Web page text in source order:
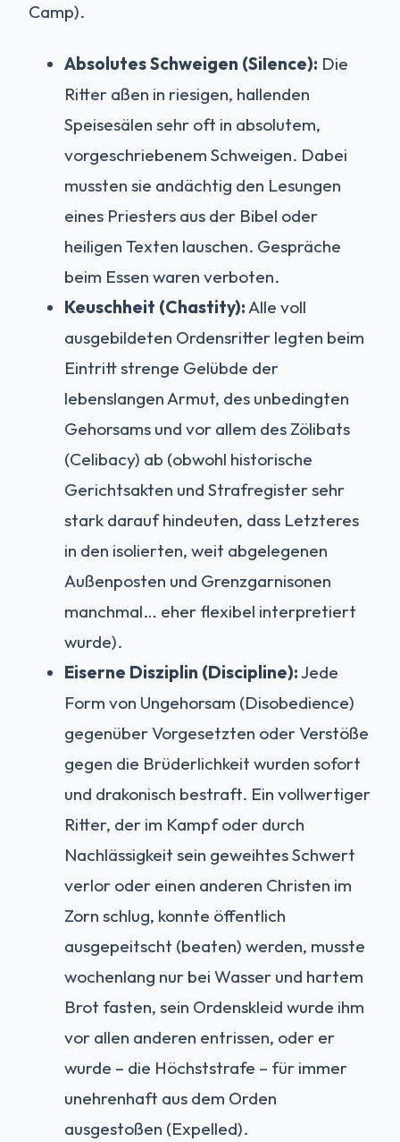
Camp).
Absolutes Schweigen (Silence): Die
Ritter aßen in riesigen, hallenden
Speisesälen sehr oft in absolutem,
vorgeschriebenem Schweigen. Dabei
mussten sie andächtig den Lesungen
eines Priesters aus der Bibel oder
heiligen Texten lauschen. Gespräche
beim Essen waren verboten.
Keuschheit (Chastity):Alle voll
ausgebildeten Ordensritter legten beim
Eintritt strenge Gelübde der
lebenslangen Armut, des unbedingten
Gehorsams und vor allem des Zölibats
(Celibacy) ab (obwohl historische
Gerichtsakten und Strafregister sehr
stark darauf hindeuten, dass Letzteres
in den isolierten, weit abgelegenen
Außenposten und Grenzgarnisonen
manchmal… eher flexibel interpretiert
wurde).
Eiserne Disziplin (Discipline):Jede
Form von Ungehorsam (Disobedience)
gegenüber Vorgesetzten oder Verstöße
gegen die Brüderlichkeit wurden sofort
und drakonisch bestraft. Ein vollwertiger
Ritter, der im Kampf oder durch
Nachlässigkeit sein geweihtes Schwert
verlor oder einen anderen Christen im
Zorn schlug, konnte öffentlich
ausgepeitscht (beaten) werden, musste
wochenlang nur bei Wasser und hartem
Brot fasten, sein Ordenskleid wurde ihm
vor allen anderen entrissen, oder er
wurde – die Höchststrafe – für immer
unehrenhaft aus dem Orden
ausgestoßen (Expelled).